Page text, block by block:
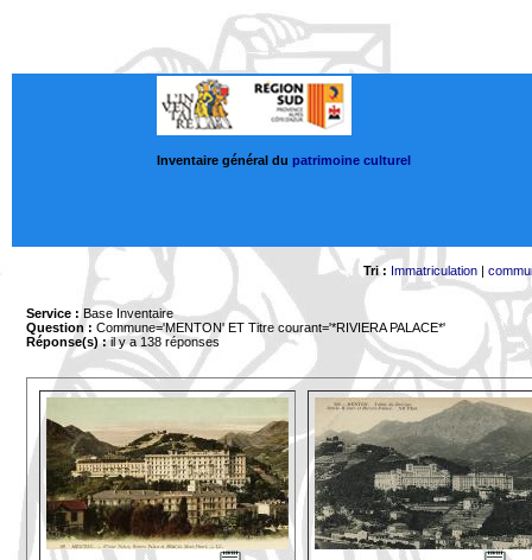
Inventaire général du patrimoine culturel
Tri : Immatriculation |
Service : Base Inventaire
Question : Commune='MENTON' ET Titre courant='*RIVIERA PALACE*'
Réponse(s) :il y a 138 réponses